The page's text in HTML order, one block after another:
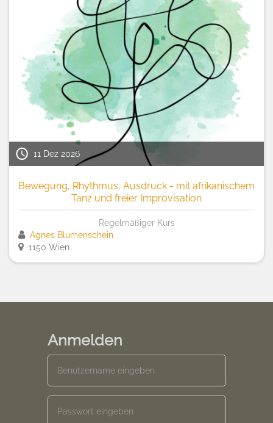
11 Dez 2026
Bewegung, Rhythmus, Ausdruck - mit afrikanischem
Tanz und freier Improvisation
Regelmäßiger Kurs
Agnes Blumenschein
1150 Wien
Anmelden